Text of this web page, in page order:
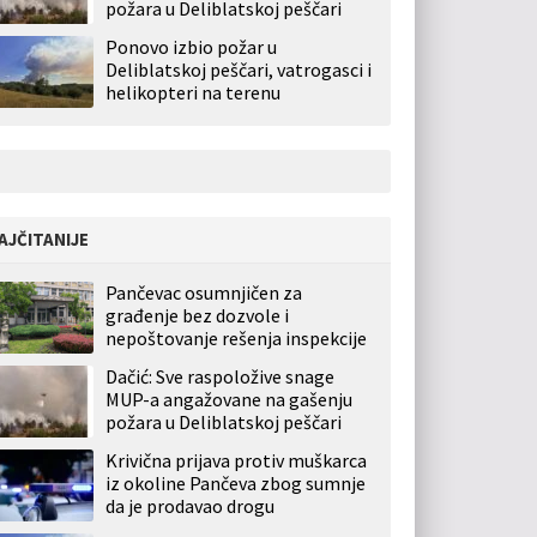
požara u Deliblatskoj peščari
Ponovo izbio požar u
Deliblatskoj peščari, vatrogasci i
helikopteri na terenu
Pančevac osumnjičen za
građenje bez dozvole i
nepoštovanje rešenja inspekcije
Dačić: Sve raspoložive snage
MUP-a angažovane na gašenju
požara u Deliblatskoj peščari
Krivična prijava protiv muškarca
iz okoline Pančeva zbog sumnje
da je prodavao drogu